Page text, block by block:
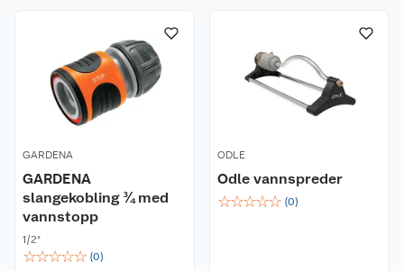
GARDENA
GARDENA
slangekobling ¾ med
vannstopp
1/2"
☆☆☆☆☆ (0)
ODLE
Odle vannspreder
☆☆☆☆☆ (0)